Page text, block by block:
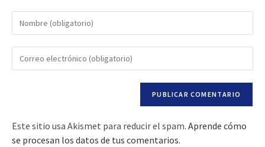
Este sitio usa Akismet para reducir el spam. Aprende cómo
se procesan los datos de tus comentarios.